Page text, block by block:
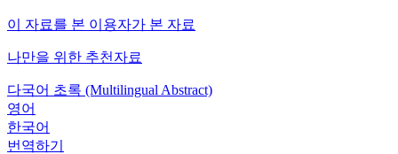
이 자료를 본 이용자가 본 자료
나만을 위한 추천자료
다국어 초록 (Multilingual Abstract)
영어
한국어
번역하기